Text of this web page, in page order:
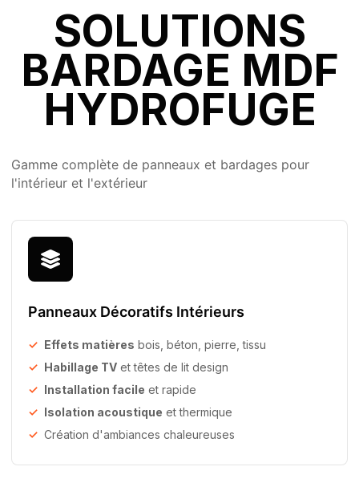
SOLUTIONS
BARDAGE MDF
HYDROFUGE
Gamme complète de panneaux et bardages pour
l'intérieur et l'extérieur
Panneaux Décoratifs Intérieurs
Effets matières bois, béton, pierre, tissu
Habillage TV et têtes de lit design
Installation facile et rapide
Isolation acoustique et thermique
Création d'ambiances chaleureuses